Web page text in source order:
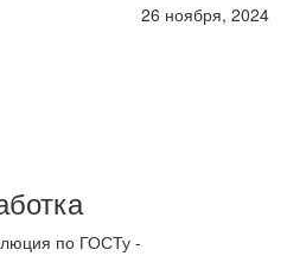
26 ноября, 2024
по ГОСТу -